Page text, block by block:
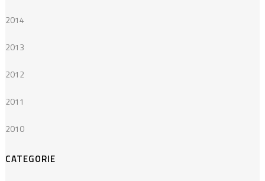
2014
2013
2012
2011
2010
CATEGORIE